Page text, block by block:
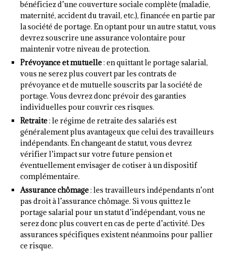
bénéficiez d’une couverture sociale complète (maladie,
maternité, accident du travail, etc.), financée en partie par
la société de portage. En optant pour un autre statut, vous
devrez souscrire une assurance volontaire pour
maintenir votre niveau de protection.
Prévoyance et mutuelle: en quittant le portage salarial,
vous ne serez plus couvert par les contrats de
prévoyance et de mutuelle souscrits par la société de
portage. Vous devrez donc prévoir des garanties
individuelles pour couvrir ces risques.
Retraite: le régime de retraite des salariés est
généralement plus avantageux que celui des travailleurs
indépendants. En changeant de statut, vous devrez
vérifier l’impact sur votre future pension et
éventuellement envisager de cotiser à un dispositif
complémentaire.
Assurance chômage: les travailleurs indépendants n’ont
pas droit à l’assurance chômage. Si vous quittez le
portage salarial pour un statut d’indépendant, vous ne
serez donc plus couvert en cas de perte d’activité. Des
assurances spécifiques existent néanmoins pour pallier
ce risque.